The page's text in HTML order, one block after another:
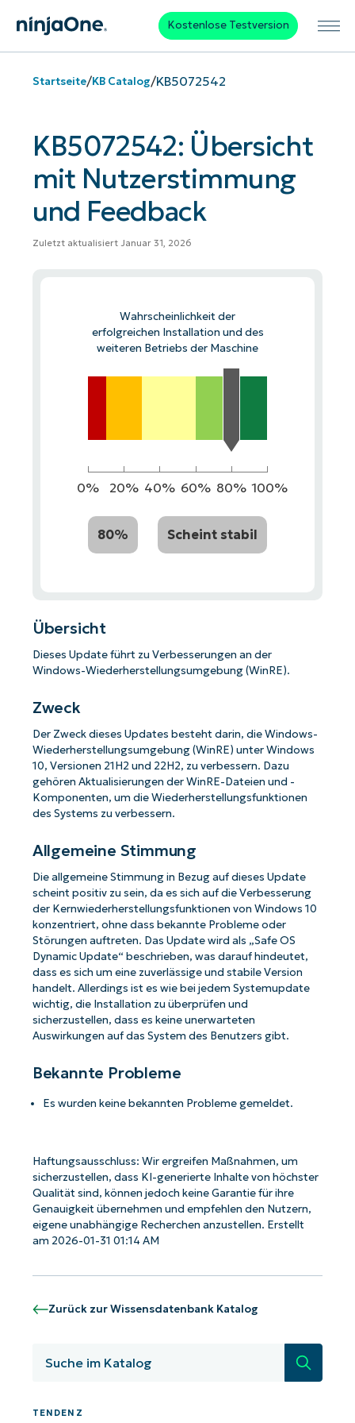
Kostenlose Testversion
Startseite/KB Catalog/KB5072542
KB5072542: Übersicht
mit Nutzerstimmung
und Feedback
Zuletzt aktualisiert Januar 31, 2026
Wahrscheinlichkeit der
erfolgreichen Installation und des
weiteren Betriebs der Maschine
0% 20% 40% 60% 80% 100%
80% Scheint stabil
Übersicht
Dieses Update führt zu Verbesserungen an der
Windows-Wiederherstellungsumgebung (WinRE).
Zweck
Der Zweck dieses Updates besteht darin, die Windows-
Wiederherstellungsumgebung (WinRE) unter Windows
10, Versionen 21H2 und 22H2, zu verbessern. Dazu
gehören Aktualisierungen der WinRE-Dateien und -
Komponenten, um die Wiederherstellungsfunktionen
des Systems zu verbessern.
Allgemeine Stimmung
Die allgemeine Stimmung in Bezug auf dieses Update
scheint positiv zu sein, da es sich auf die Verbesserung
der Kernwiederherstellungsfunktionen von Windows 10
konzentriert, ohne dass bekannte Probleme oder
Störungen auftreten. Das Update wird als „Safe OS
Dynamic Update“ beschrieben, was darauf hindeutet,
dass es sich um eine zuverlässige und stabile Version
handelt. Allerdings ist es wie bei jedem Systemupdate
wichtig, die Installation zu überprüfen und
sicherzustellen, dass es keine unerwarteten
Auswirkungen auf das System des Benutzers gibt.
Bekannte Probleme
Es wurden keine bekannten Probleme gemeldet.
Haftungsausschluss: Wir ergreifen Maßnahmen, um
sicherzustellen, dass KI-generierte Inhalte von höchster
Qualität sind, können jedoch keine Garantie für ihre
Genauigkeit übernehmen und empfehlen den Nutzern,
eigene unabhängige Recherchen anzustellen. Erstellt
am 2026-01-31 01:14 AM
Zurück zur Wissensdatenbank Katalog
Suche
TENDENZ